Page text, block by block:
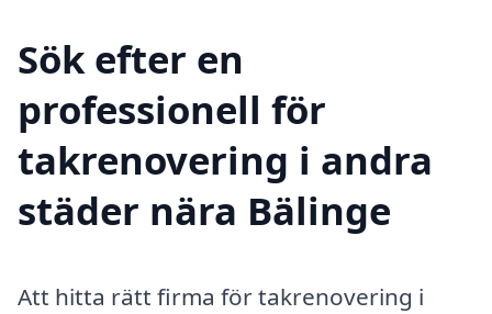
Sök efter en
professionell för
takrenovering i andra
städer nära Bälinge
Att hitta rätt firma för takrenovering i